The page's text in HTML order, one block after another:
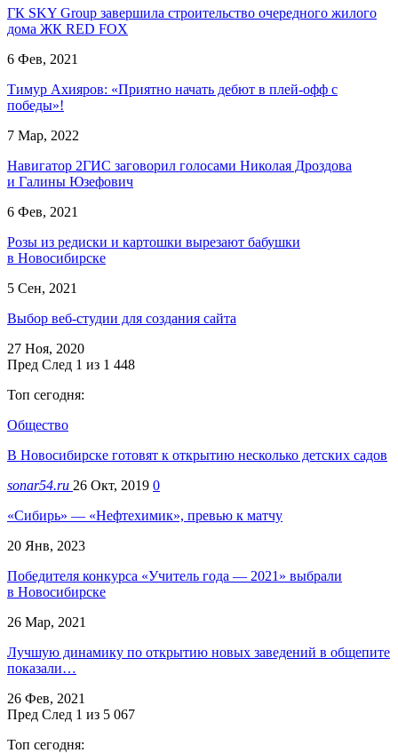
ГК SKY Group завершила строительство очередного жилого
дома ЖК RED FOX
6 Фев, 2021
Тимур Ахияров: «Приятно начать дебют в плей-офф с
победы»!
7 Мар, 2022
Навигатор 2ГИС заговорил голосами Николая Дроздова
и Галины Юзефович
6 Фев, 2021
Розы из редиски и картошки вырезают бабушки
в Новосибирске
5 Сен, 2021
Выбор веб-студии для создания сайта
27 Ноя, 2020
Пред След 1 из 1 448
Топ сегодня:
Общество
В Новосибирске готовят к открытию несколько детских садов
sonar54.ru 26 Окт, 2019 0
«Сибирь» — «Нефтехимик», превью к матчу
20 Янв, 2023
Победителя конкурса «Учитель года — 2021» выбрали
в Новосибирске
26 Мар, 2021
Лучшую динамику по открытию новых заведений в общепите
показали…
26 Фев, 2021
Пред След 1 из 5 067
Топ сегодня: